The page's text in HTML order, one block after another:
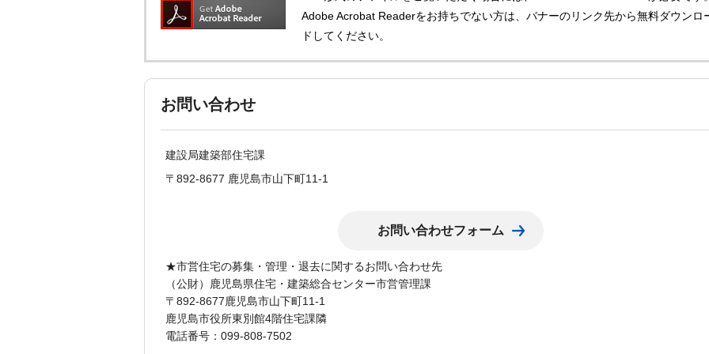
Adobe Acrobat Readerをお持ちでない方は、バナーのリンク先から無料ダウンロ
ドしてください。
お問い合わせ
建設局建築部住宅課
〒892-8677 鹿児島市山下町11-1
★市営住宅の募集・管理・退去に関するお問い合わせ先
（公財）鹿児島県住宅・建築総合センター市営管理課
〒892-8677鹿児島市山下町11-1
鹿児島市役所東別館4階住宅課隣
電話番号：099-808-7502